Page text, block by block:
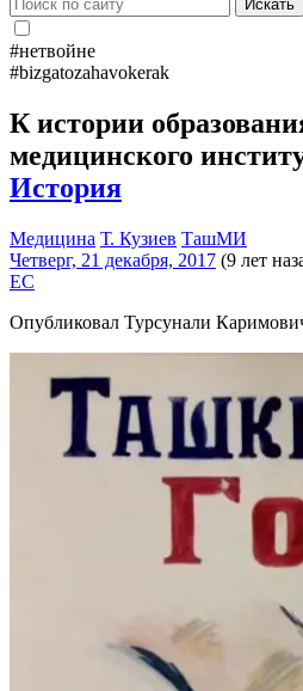
Искать
#нетвойне
#bizgatozahavokerak
К истории
медицинского
История
Медицина Т. Кузиев ТашМИ
Четверг, 21 декабря, 2017 (9 лет
EC
Опубликовал Турсунали